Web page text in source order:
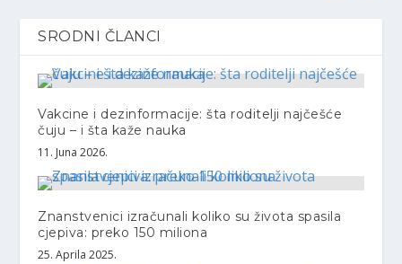
SRODNI ČLANCI
Vakcine i dezinformacije: šta roditelji najčešće
čuju – i šta kaže nauka
11. Juna 2026.
Znanstvenici izračunali koliko su života spasila
cjepiva: preko 150 miliona
25. Aprila 2025.